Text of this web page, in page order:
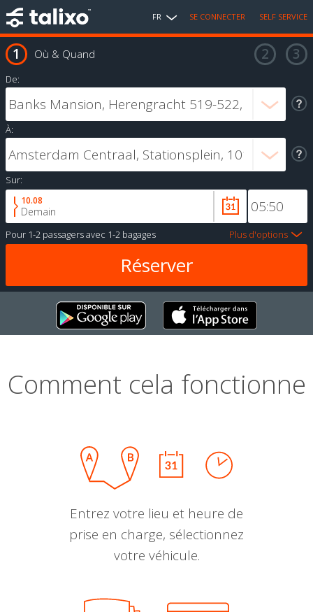
FR SE CONNECTER SELF SERVICE
Où & Quand
De:
À:
Sur:
10.08
Demain
Pour 1-2 passagersavec 1-2 bagages Plus d'options
Comment cela fonctionne
Entrez votre lieu et heure de
prise en charge, sélectionnez
votre véhicule.